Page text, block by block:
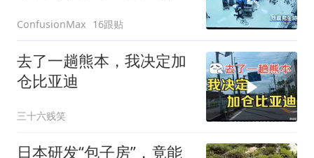
ConfusionMax 16跟贴
去了一趟熊本，我决定加
仓比亚迪
三十六贱笑
日本研发“包子房”，竟能